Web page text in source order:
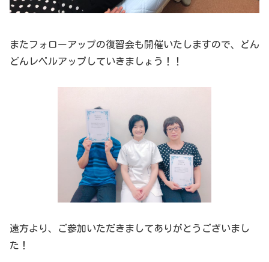
またフォローアップの復習会も開催いたしますので、どん
どんレベルアップしていきましょう！！
遠方より、ご参加いただきましてありがとうございまし
た！